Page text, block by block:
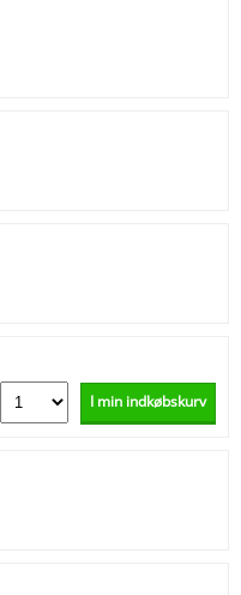
I min indkøbskurv